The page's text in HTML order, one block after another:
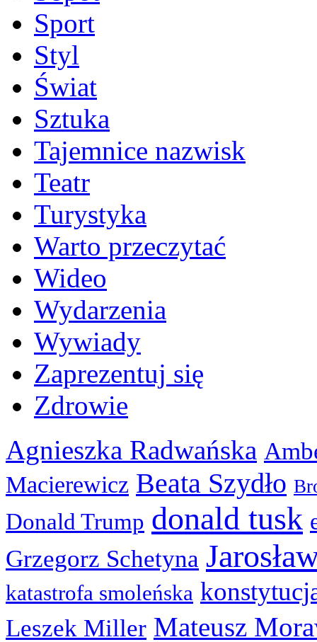
Sport
Styl
Świat
Sztuka
Tajemnice nazwisk
Teatr
Turystyka
Warto przeczytać
Wideo
Wydarzenia
Wywiady
Zaprezentuj się
Zdrowie
Agnieszka Radwańska
Macierewicz Beata Szydło
Donald Trump donald tusk
Grzegorz Schetyna
katastrofa smoleńska
Leszek Miller Mateusz